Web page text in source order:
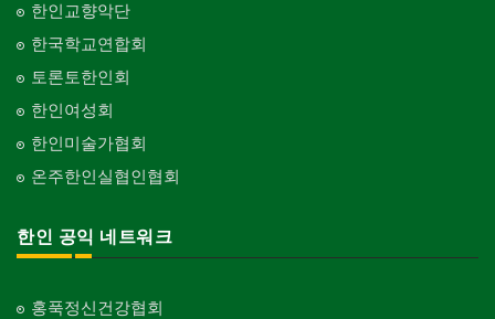
한인교향악단
한국학교연합회
토론토한인회
한인여성회
한인미술가협회
온주한인실협인협회
한인 공익 네트워크
홍푹정신건강협회